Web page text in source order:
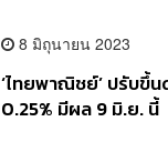
8 มิถุนายน 2023
‘ไทยพาณิชย์’ ปรับขึ้
0.25% มีผล 9 มิ.ย. นี้